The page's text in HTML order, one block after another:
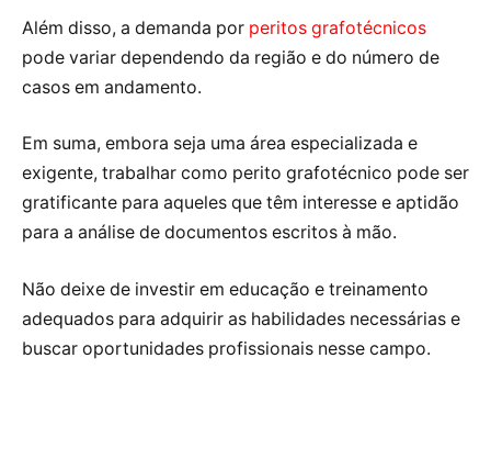
Além disso, a demanda por peritos grafotécnicos
pode variar dependendo da região e do número de
casos em andamento.
Em suma, embora seja uma área especializada e
exigente, trabalhar como perito grafotécnico pode ser
gratificante para aqueles que têm interesse e aptidão
para a análise de documentos escritos à mão.
Não deixe de investir em educação e treinamento
adequados para adquirir as habilidades necessárias e
buscar oportunidades profissionais nesse campo.